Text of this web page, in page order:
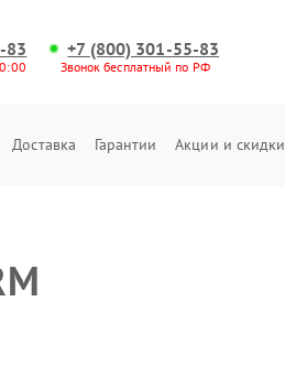
83 +7 (800) 301-55-83
Звонок бесплатный по РФ
Доставка Гарантии Акции и скидки